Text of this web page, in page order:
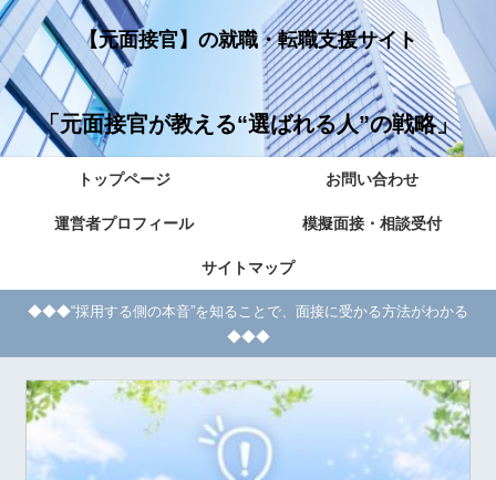
【元面接官】の就職・転職支援サイト
「元面接官が教える“選ばれる人”の戦略」
トップページ お問い合わせ
運営者プロフィール 模擬面接・相談受付
サイトマップ
◆◆◆“採用する側の本音”を知ることで、面接に受かる方法がわかる
◆◆◆